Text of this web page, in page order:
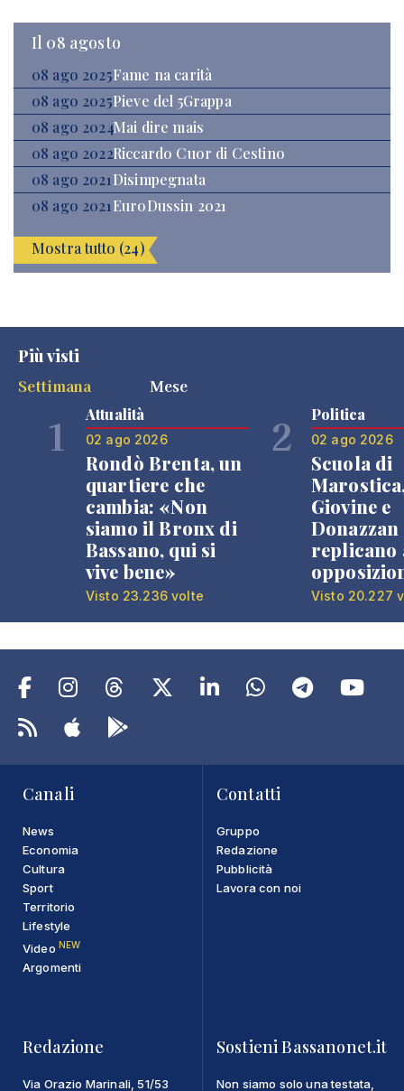
Il 08 agosto
08 ago 2025Fame na carità
08 ago 2025Pieve del 5Grappa
08 ago 2024Mai dire mais
08 ago 2022Riccardo Cuor di Cestino
08 ago 2021Disimpegnata
08 ago 2021EuroDussin 2021
Mostra tutto (24)
Più visti
Settimana
Mese
1 Attualità
02 ago 2026
Rondò Brenta, un
quartiere che
cambia: «Non
siamo il Bronx di
Bassano, qui si
vive bene»
Visto 23.236 volte
2 Politica
02 ago 2026
Scuola di
Giovine e
Donazzan
replicano
Visto 20.227
Canali
News
Economia
Cultura
Sport
Territorio
Lifestyle
Video NEW
Argomenti
Contatti
Gruppo
Redazione
Pubblicità
Lavora con noi
Redazione
Via Orazio Marinali, 51/53
Sostieni Bassanonet.it
Non siamo solo una testata,